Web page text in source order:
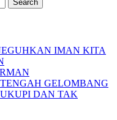
IMAN KITA
GELOMBANG
DAN TAK